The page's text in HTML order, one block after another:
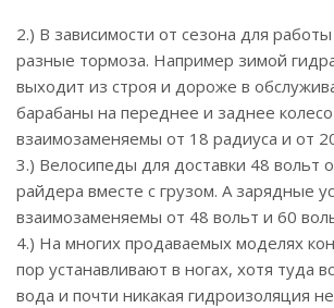
2.) В зависимости от сезона для
разные тормоза. Например зимой
выходит из строя и дороже в
барабаны на переднее и заднее
взаимозаменяемы от 18 радиуса и от
3.) Велосипеды для доставки 48 вольт
райдера вместе с грузом. А зарядные
взаимозаменяемы от 48 вольт и 60
4.) На многих продаваемых моделях
пор устанавливают в ногах, хотя туда
вода и почти никакая гидроизоляция